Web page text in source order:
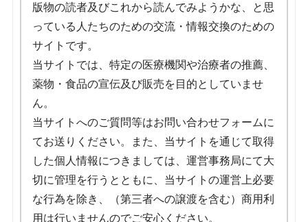
版物の読者及びこれから読んでみようかな、と思
っている人たちのための交流・情報交換のための
サイトです。
当サイトでは、特定の医療機関や治療者の推薦、
薬物・食品の宣伝及び販売を目的としていませ
ん。
当サイトへのご質問等はお問い合わせフォームに
てお送りください。また、当サイトを通じて取得
した個人情報につきましては、運営事務局にて大
切に管理を行うとともに、当サイトの運営上必要
な行為を除き、（第三者への譲渡を含む）商用利
用は行いませんのでご安心ください。